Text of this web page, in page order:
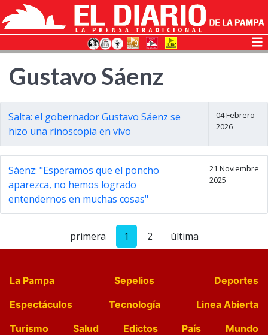
Gustavo Sáenz
Salta: el gobernador Gustavo Sáenz se
hizo una rinoscopia en vivo
04 Febrero
2026
Sáenz: "Esperamos que el poncho
aparezca, no hemos logrado
entendernos en muchas cosas"
21 Noviembre
2025
primera 1 2 última
La Pampa Sepelios
Deportes
Espectáculos
Tecnología
Linea Abierta
Turismo
Salud Edictos País
Mundo